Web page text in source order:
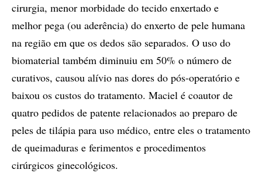
cirurgia, menor morbidade do tecido enxertado e
melhor pega (ou aderência) do enxerto de pele humana
na região em que os dedos são separados. O uso do
biomaterial também diminuiu em 50% o número de
curativos, causou alívio nas dores do pós-operatório e
baixou os custos do tratamento. Maciel é coautor de
quatro pedidos de patente relacionados ao preparo de
peles de tilápia para uso médico, entre eles o tratamento
de queimaduras e ferimentos e procedimentos
cirúrgicos ginecológicos.